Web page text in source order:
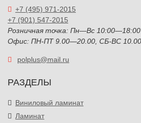
+7 (495) 971-2015
+7 (901) 547-2015
Розничная точка: Пн—Вс 10:00—18:00
Офис: ПН-ПТ 9.00—20.00, СБ-ВС
polplus@mail.ru
РАЗДЕЛЫ
Виниловый ламинат
Ламинат